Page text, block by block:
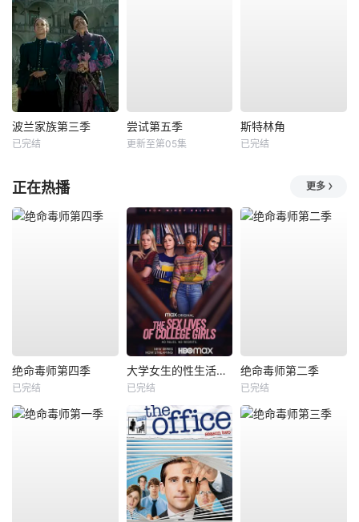
波兰家族第三季
已完结
尝试第五季
更新至第05集
斯特林角
已完结
正在热播 更多
绝命毒师第四季
已完结
大学女生的性生活第一季
已完结
绝命毒师第二季
已完结